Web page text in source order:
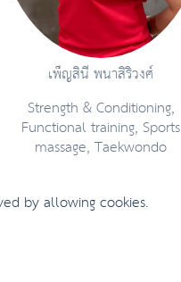
เพ็ญสินี พนาสิริวงศ์
Strength & Conditioning,
Functional training, Sports
massage, Taekwondo
by allowing cookies.